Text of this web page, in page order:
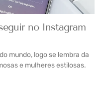
no Instagram
mundo, logo se lembra da
e mulheres estilosas.